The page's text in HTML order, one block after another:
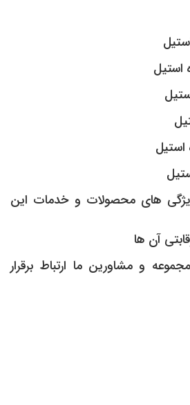
استیل
استیل
های محصولات و خدمات این
آن ها
و مشاورین ما ارتباط برقرار